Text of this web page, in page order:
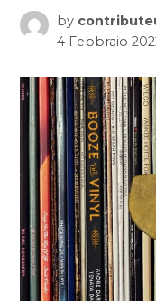
by
4 Febbraio